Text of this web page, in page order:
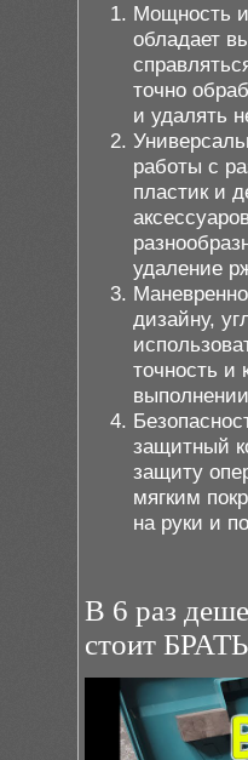
Мощность
обладает
точно
и удалять
работы с
пластик и
удаление
дизайну,
точность и
защитный
защиту
мягким
на руки и
В 6 раз
стоит